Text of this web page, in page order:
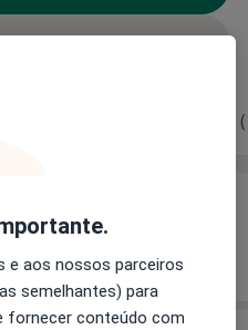
atendimento
Opiniões
detalhes
a experiência
e aos nossos parceiros
semelhantes) para
fornecer conteúdo com